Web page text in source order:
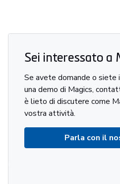
Sei interessato a
Se avete domande o
una demo di Magics,
è lieto di discutere come
vostra attività.
Parla con il